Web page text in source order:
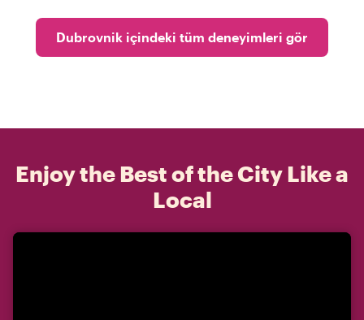
Dubrovnik içindeki tüm deneyimleri gör
Enjoy the Best of the City Like a
Local